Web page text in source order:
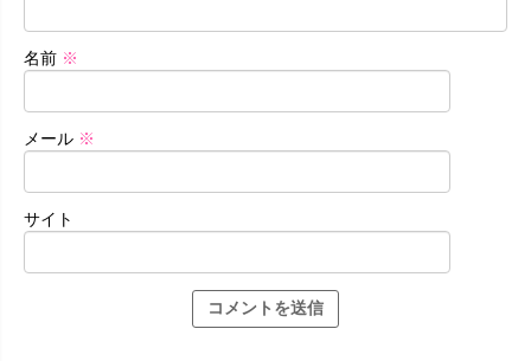
名前 ※
メール ※
サイト